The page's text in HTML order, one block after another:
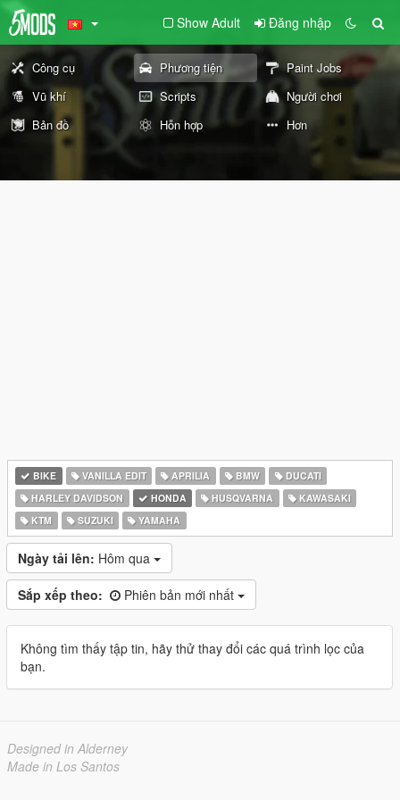
Show Adult Đăng nhập
Công cụ Phương tiện
Paint Jobs
Vũ khí
Scripts
Người chơi
Bản đồ
Hỗn hợp Hơn
BIKE VANILLA EDIT APRILIA BMW
DUCATI
HARLEY DAVIDSON
HONDA HUSQVARNA
KAWASAKI
KTM
SUZUKI YAMAHA
Ngày tải lên: Hôm qua
Sắp xếp theo: Phiên bản mới nhất
Không tìm thấy tập tin, hãy thử thay đổi các quá trình lọc của
bạn.
Designed in Alderney
Made in Los Santos